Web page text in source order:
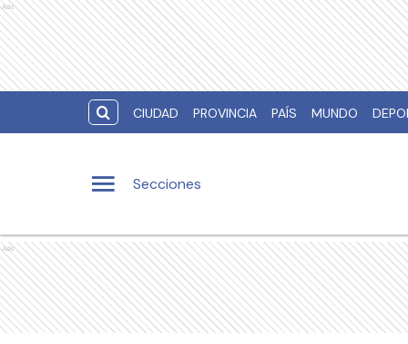
Ads
CIUDAD PROVINCIA PAÍS MUNDO
Secciones
Ads